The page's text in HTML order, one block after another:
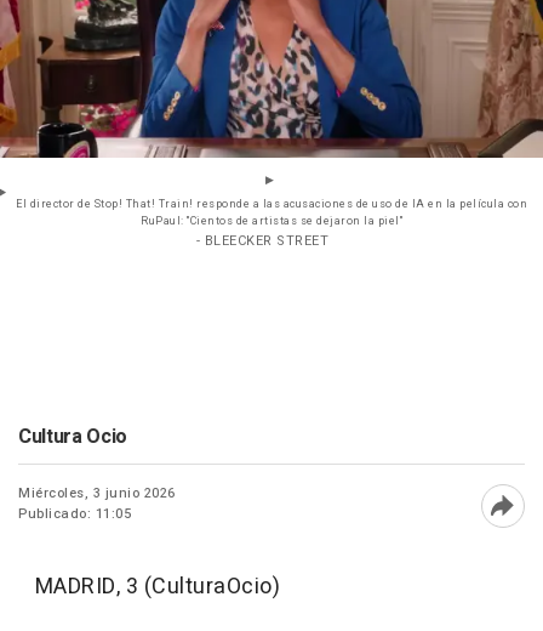
El director de Stop! That! Train! responde a las acusaciones de uso de IA en la película con
RuPaul: "Cientos de artistas se dejaron la piel"
- BLEECKER STREET
Cultura Ocio
Miércoles, 3 junio 2026
Publicado: 11:05
MADRID, 3 (CulturaOcio)